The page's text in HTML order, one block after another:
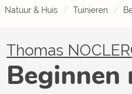
Natuur & Huis Tuinieren
Thomas
Beginnen